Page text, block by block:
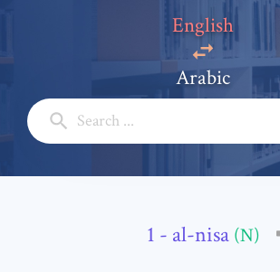
English
Arabic
- al-nisa (N)
Add a comment
Full Name: *